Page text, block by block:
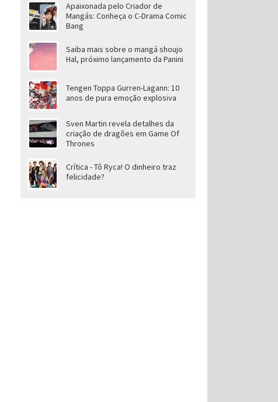
Apaixonada pelo Criador de
Mangás: Conheça o C-Drama Comic
Bang
Saiba mais sobre o mangá shoujo
Hal, próximo lançamento da Panini
Tengen Toppa Gurren-Lagann: 10
anos de pura emoção explosiva
Sven Martin revela detalhes da
criação de dragões em Game Of
Thrones
Crítica - Tô Ryca! O dinheiro traz
felicidade?